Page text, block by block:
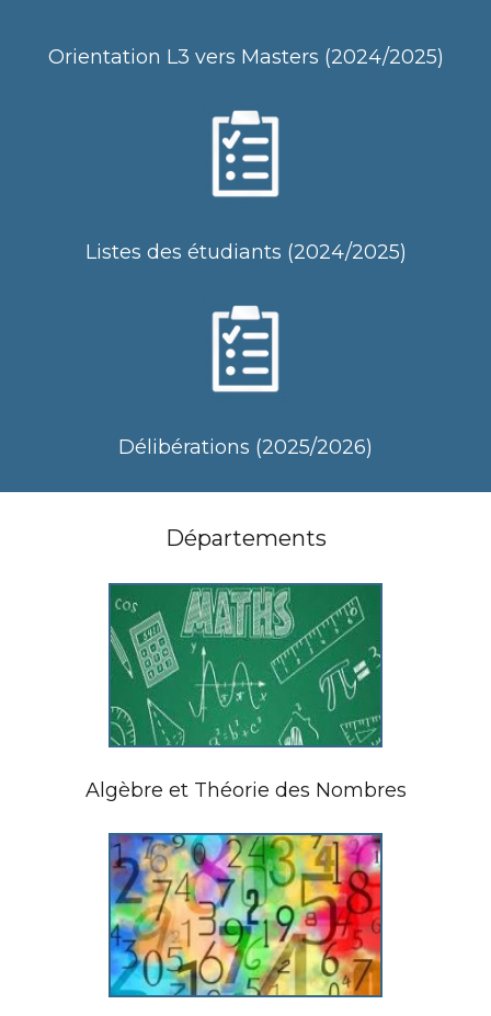
Orientation L3 vers Masters (2024/2025)
Listes des étudiants (2024/2025)
Délibérations (2025/2026)
Départements
Algèbre et Théorie des Nombres